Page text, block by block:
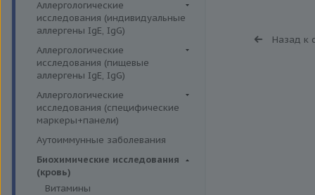
Аллергены пыльцы
Бытовые аллергены
Пищевые аллегрены
Аллергологические
исследования (индивидуальные
аллергены IgE, IgG)
Аллергены гельминтов IgE
Аллергены деревьев IgE, IgG
Аллергены металлов IgE
Аллергены сорных трав IgE
Аллергены трав IgE
Бытовые аллергены IgE, IgG
Инсектные аллергены IgE
Аллергологические
исследования (пищевые
аллергены IgE, IgG)
Пищевые аллегрены IgE
Пищевые аллегрены IgG
Аллергологические
исследования (специфические
маркеры+панели)
Неспецифические маркеры
аллергических реакций
Определение специфических
иммуноглобулинов класса G
Аутоиммунные заболевания
Биохимические исследования
(кровь)
Витамины
Назад к